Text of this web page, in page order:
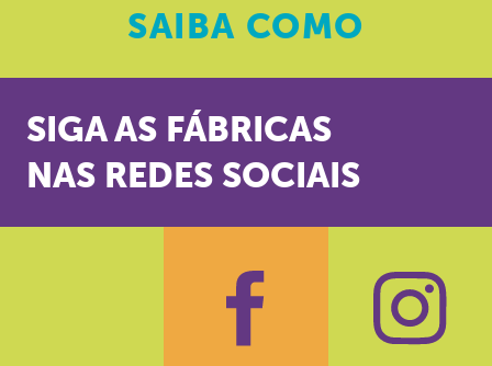
SAIBA COMO
SIGA AS FÁBRICAS
NAS REDES SOCIAIS